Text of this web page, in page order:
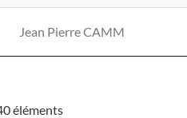
Jean Pierre CAMM
éléments